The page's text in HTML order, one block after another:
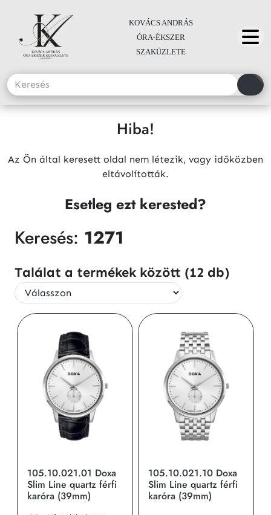
KOVÁCS ANDRÁS
ÓRA-ÉKSZER
SZAKÜZLETE
Hiba!
Az Ön által keresett oldal nem létezik, vagy időközben
eltávolították.
Esetleg ezt kerested?
Keresés: 1271
Találat a termékek között (12 db)
105.10.021.01 Doxa
Slim Line quartz férfi
karóra (39mm)
105.10.021.10 Doxa
Slim Line quartz férfi
karóra (39mm)